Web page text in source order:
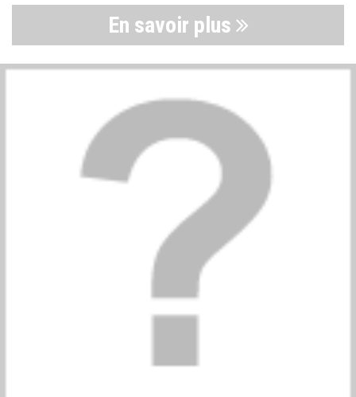
En savoir plus